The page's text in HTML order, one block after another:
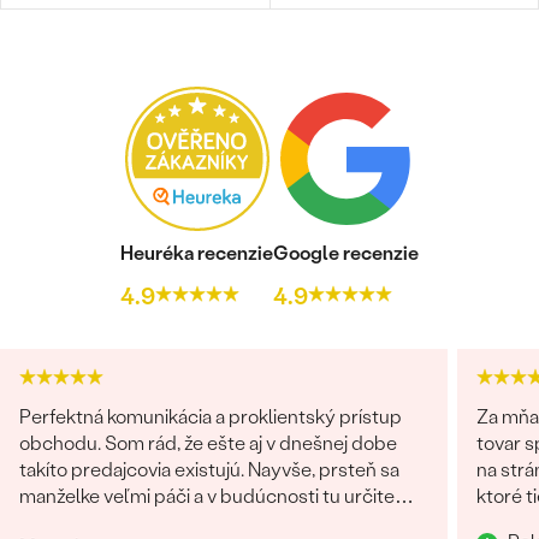
Postranné drahokamy
Zafír
KARÁTOVÁ VÁHA:
0.07 ct
Round
PÔVOD:
Postranné drahokamy
DRUH:
Zafír
POČET:
2
KARÁTOVÁ VÁHA:
Heuréka recenzie
4.9
Google recenzie
4.9
Perfektná komunikácia a proklientský prístup
obchodu. Som rád, že ešte aj v dnešnej dobe
takíto predajcovia existujú. Nayvše, prsteň sa
manželke veľmi páči a v budúcnosti tu určite
Za
tovar
na
ktoré